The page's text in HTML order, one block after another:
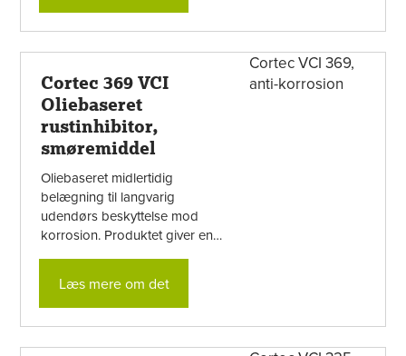
Cortec 369 VCI
Oliebaseret
rustinhibitor,
smøremiddel
Oliebaseret midlertidig
belægning til langvarig
udendørs beskyttelse mod
korrosion. Produktet giver en
halvgennemsigtig, olieagtig film,
selvreparerende. Filmen ...
Læs mere om det